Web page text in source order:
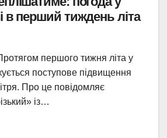
в перший тиждень літа
першого тижня літа у
поступове підвищення
Про це повідомляє
із…